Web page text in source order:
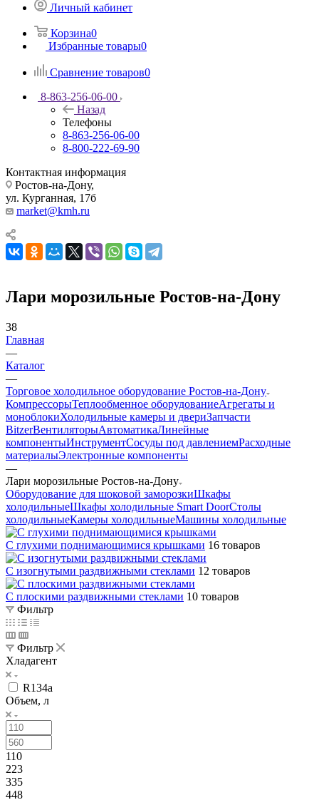
Личный кабинет
Корзина0
Избранные товары0
Сравнение товаров0
8-863-256-06-00
Назад
Телефоны
8-863-256-06-00
8-800-222-69-90
Контактная информация
Ростов-на-Дону,
ул. Курганная, 17б
market@kmh.ru
Лари морозильные Ростов-на-Дону
38
Главная
—
Каталог
—
Торговое холодильное оборудование Ростов-на-Дону
КомпрессорыТеплообменное оборудованиеАгрегаты и
моноблокиХолодильные камеры и двериЗапчасти
BitzerВентиляторыАвтоматикаЛинейные
компонентыИнструментСосуды под давлениемРасходные
материалыЭлектронные компоненты
—
Лари морозильные Ростов-на-Дону
Оборудование для шоковой заморозкиШкафы
холодильныеШкафы холодильные Smart DoorСтолы
холодильныеКамеры холодильныеМашины холодильные
С глухими поднимающимися крышками 16 товаров
С изогнутыми раздвижными стеклами 12 товаров
С плоскими раздвижными стеклами 10 товаров
Фильтр
Фильтр
Хладагент
R134a
Объем, л
110
223
335
448